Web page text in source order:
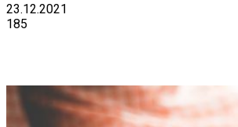
23.12.2021
185